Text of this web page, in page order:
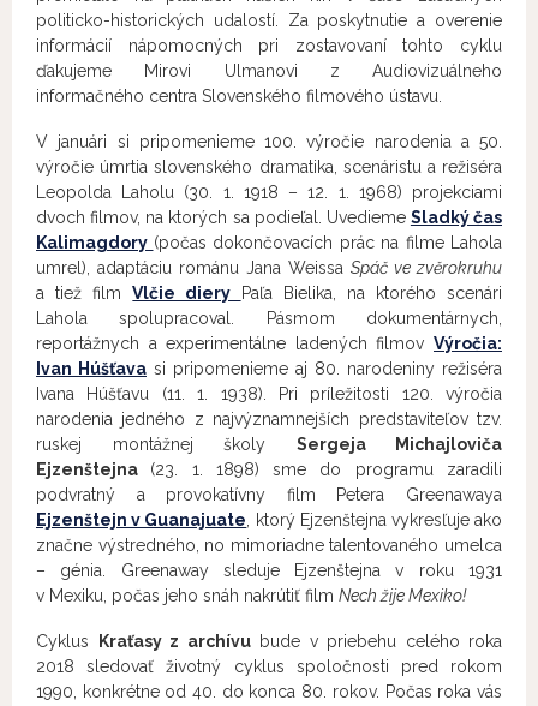
politicko-historických udalostí. Za poskytnutie a overenie
informácií nápomocných pri zostavovaní tohto cyklu
ďakujeme Mirovi Ulmanovi z Audiovizuálneho
informačného centra Slovenského filmového ústavu.
V januári si pripomenieme 100. výročie narodenia a 50.
výročie úmrtia slovenského dramatika, scenáristu a režiséra
Leopolda Laholu (30. 1. 1918 – 12. 1. 1968) projekciami
dvoch filmov, na ktorých sa podieľal. Uvedieme Sladký čas
Kalimagdory (počas dokončovacích prác na filme Lahola
umrel), adaptáciu románu Jana Weissa Spáč ve zvěrokruhu
a tiež filmVlčie diery
Paľa Bielika, na ktorého scenári
Lahola spolupracoval. Pásmom dokumentárnych,
reportážnych a experimentálne ladených filmov Výročia:
Ivan Húšťava si pripomenieme aj 80. narodeniny režiséra
Ivana Húšťavu (11. 1. 1938). Pri príležitosti 120. výročia
narodenia jedného z najvýznamnejších predstaviteľov tzv.
ruskej montážnej školy Sergeja Michajloviča
Ejzenštejna (23. 1. 1898) sme do programu zaradili
podvratný a provokatívny film Petera Greenawaya
Ejzenštejn v Guanajuate , ktorý Ejzenštejna vykresľuje ako
značne výstredného, no mimoriadne talentovaného umelca
– génia. Greenaway sleduje Ejzenštejna v roku 1931
v Mexiku, počas jeho snáh nakrútiť film Nech žije Mexiko!
Cyklus Kraťasy z archívubude v priebehu celého roka
2018 sledovať životný cyklus spoločnosti pred rokom
1990, konkrétne od 40. do konca 80. rokov. Počas roka vás